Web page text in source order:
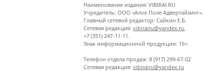
Наименование издания: VIBIRAI.RU
Учредитель: ООО «Алое Поле Адвертайзинг».
Главный сетевой редактор: Сайкин Е.Б.
Сетевая редакция: vibirairu@yandex.ru
+7 (351) 247-11-11.
Знак информационной продукции: 16+.
Телефон отдела продаж: 8 (917) 299-67-02
Сетевая редакция: vibirairu@yandex.ru